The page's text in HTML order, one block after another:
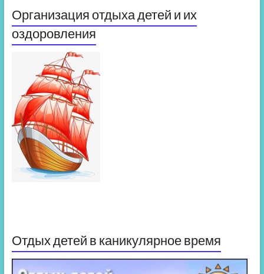
Организация отдыха детей и их
оздоровления
Отдых детей в каникулярное время